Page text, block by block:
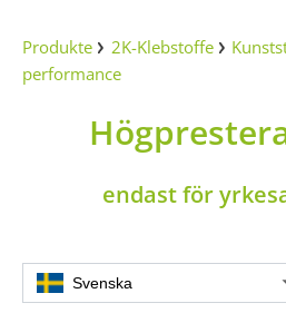
Produkte 2K-Klebstoffe
performance
endast för
Svenska